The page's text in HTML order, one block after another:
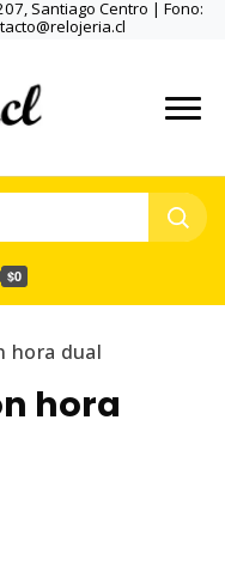
Santiago Centro | Fono:
$0
hora dual
hora